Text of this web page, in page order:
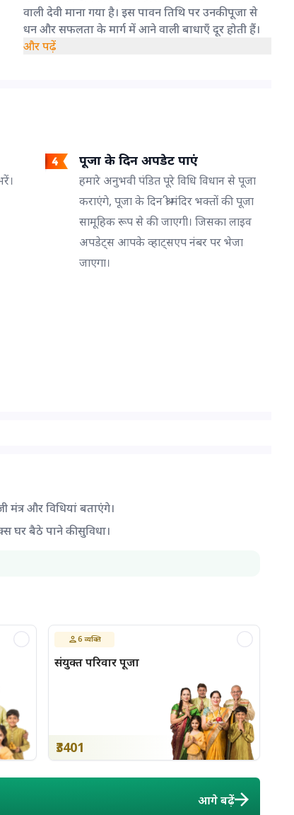
वाली देवी माना गया है। इस पावन तिथि पर उनकी पूजा से
धन और सफलता के मार्ग में आने वाली बाधाएँ दूर होती हैं।
और पढ़ें
पूजा के दिन अपडेट पाएं
हमारे अनुभवी पंडित पूरे विधि विधान से पूजा
कराएंगे, पूजा के दिन श्री मंदिर भक्तों की पूजा
सामूहिक रूप से की जाएगी। जिसका लाइव
अपडेट्स आपके व्हाट्सएप नंबर पर भेजा
जाएगा।
और विधियां बताएंगे।
घर बैठे पाने की सुविधा।
6 व्यक्ति
संयुक्त परिवार पूजा
₹3401
आगे बढ़ें